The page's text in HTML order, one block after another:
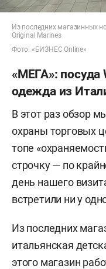
Из последних магазинных
Original Marines
Фото: «БИЗНЕС Online»
«МЕГА»: посуда
одежда из
В этот раз обзор
охраны торговых
топе
строчку — по
день нашего
встретили ни у
Из последних
итальянская
этого магазин